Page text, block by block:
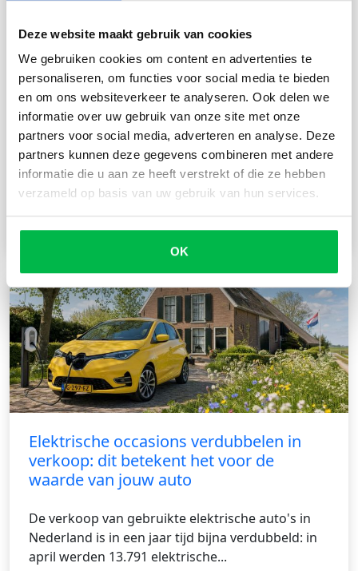
Deze website maakt gebruik van cookies
We gebruiken cookies om content en advertenties te
personaliseren, om functies voor social media te bieden
en om ons websiteverkeer te analyseren. Ook delen we
informatie over uw gebruik van onze site met onze
partners voor social media, adverteren en analyse. Deze
partners kunnen deze gegevens combineren met andere
informatie die u aan ze heeft verstrekt of die ze hebben
verzameld op basis van uw gebruik van hun services.
OK
Nederland Kampeerland: recordaantal
campers en caravans, wat is die van jou
nu waard?
Nederland telt een recordaantal campers en
caravans: op 1 december stonden er 634.660
geregistreerd, ruim 11.000 meer dan een jaar...
Lees meer
Elektrische occasions verdubbelen in
verkoop: dit betekent het voor de
waarde van jouw auto
De verkoop van gebruikte elektrische auto's in
Nederland is in een jaar tijd bijna verdubbeld: in
april werden 13.791 elektrische...